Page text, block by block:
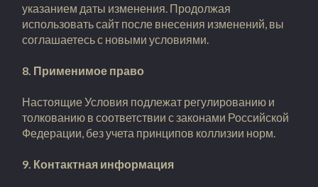
указанием даты изменения. Продолжая
использовать сайт после внесения изменений, вы
соглашаетесь с новыми условиями.
8. Применимое право
Настоящие Условия подлежат регулированию и
толкованию в соответствии с законами Российской
Федерации, без учета принципов коллизии норм.
9. Контактная информация